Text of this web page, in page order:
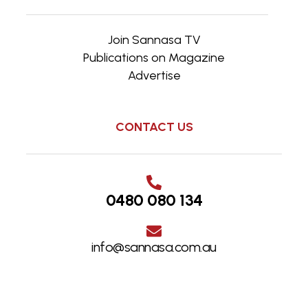
Join Sannasa TV
Publications on Magazine
Advertise
CONTACT US
0480 080 134
info@sannasa.com.au